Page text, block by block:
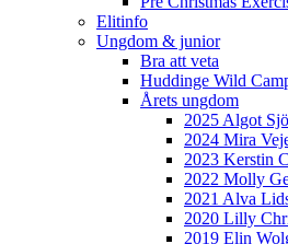
Elitinfo
Ungdom & junior
Bra att veta
Huddinge Wild
Årets ungdom
2025 Algot
2024 Mira
2023 Kerstin
2022 Molly
2021 Alva
2020 Lilly
2019 Elin